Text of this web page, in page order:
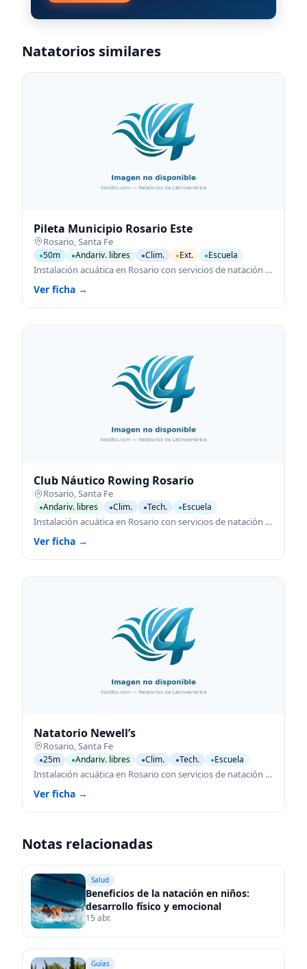
Natatorios similares
Pileta Municipio Rosario Este
Rosario Santa Fe
●50m ●Andariv. libres ●Clim. ●Ext. ●Escuela
Instalación acuática en Rosario con servicios de natación para todas las edades.
Ver ficha →
Club Náutico Rowing Rosario
Rosario,Santa Fe
●Andariv. libres ●Clim. ●Tech. ●Escuela
Instalación acuática en Rosario con servicios de natación para todas las edades.
Ver ficha →
Natatorio Newell’s
Rosario,Santa Fe
●25m ●Andariv. libres ●Clim. ●Tech. ●Escuela
Instalación acuática en Rosario con servicios de natación para todas las edades.
Ver ficha →
Notas relacionadas
Salud
Beneficios de la natación en niños:
desarrollo físico y emocional
15 abr.
Guías